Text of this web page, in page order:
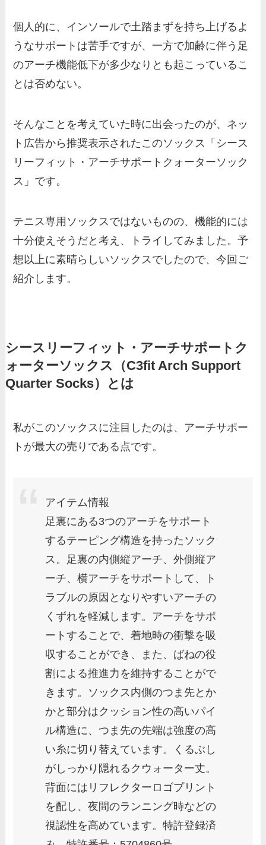
個人的に、インソールで土踏まずを持ち上げるよ
うなサポートは苦手ですが、一方で加齢に伴う足
のアーチ機能低下が多少なりとも起こっているこ
とは否めない。
そんなことを考えていた時に出会ったのが、ネッ
ト広告から推奨表示されたこのソックス「シース
リーフィット・アーチサポートクォーターソック
ス」です。
テニス専用ソックスではないものの、機能的には
十分使えそうだと考え、トライしてみました。予
想以上に素晴らしいソックスでしたので、今回ご
紹介します。
シースリーフィット・アーチサポートク
ォーターソックス（C3fit Arch Support
Quarter Socks）とは
私がこのソックスに注目したのは、アーチサポー
トが最大の売りである点です。
アイテム情報
足裏にある3つのアーチをサポート
するテーピング構造を持ったソック
ス。足裏の内側縦アーチ、外側縦ア
ーチ、横アーチをサポートして、ト
ラブルの原因となりやすいアーチの
くずれを軽減します。アーチをサポ
ートすることで、着地時の衝撃を吸
収することができ、また、ばねの役
割による推進力を維持することがで
きます。ソックス内側のつま先とか
かと部分はクッション性の高いパイ
ル構造に、つま先の先端は強度の高
い糸に切り替えています。くるぶし
がしっかり隠れるクウォーター丈。
背面にはリフレクターロゴプリント
を配し、夜間のランニング時などの
視認性を高めています。特許登録済